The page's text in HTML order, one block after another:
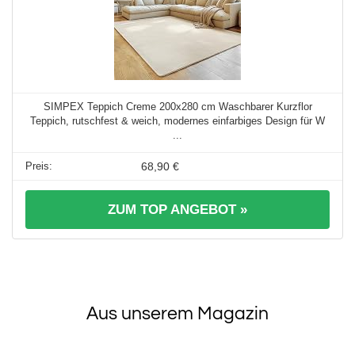
SIMPEX Teppich Creme 200x280 cm Waschbarer Kurzflor
Teppich, rutschfest & weich, modernes einfarbiges Design für W
...
68,90 €
ZUM TOP ANGEBOT »
Aus unserem Magazin